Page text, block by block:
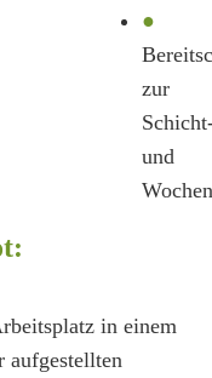
●
zur
und
in einem
aufgestellten